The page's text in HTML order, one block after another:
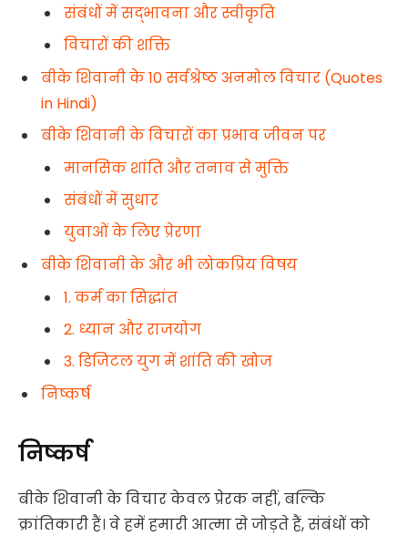
संबंधों में सद्भावना और स्वीकृति
विचारों की शक्ति
बीके शिवानी के 10 सर्वश्रेष्ठ अनमोल विचार (Quotes
in Hindi)
बीके शिवानी के विचारों का प्रभाव जीवन पर
मानसिक शांति और तनाव से मुक्ति
संबंधों में सुधार
युवाओं के लिए प्रेरणा
बीके शिवानी के और भी लोकप्रिय विषय
1. कर्म का सिद्धांत
2. ध्यान और राजयोग
3. डिजिटल युग में शांति की खोज
निष्कर्ष
निष्कर्ष
बीके शिवानी के विचार केवल प्रेरक नहीं, बल्कि
क्रांतिकारी हैं। वे हमें हमारी आत्मा से जोड़ते हैं, संबंधों को